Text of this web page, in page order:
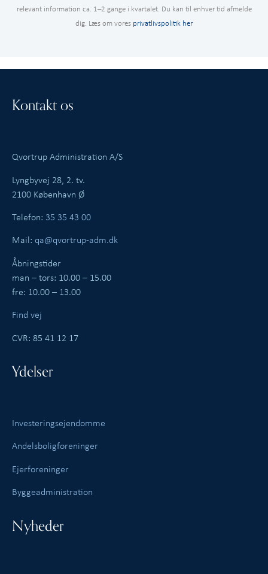
relevant information ca. 1–2 gange i kvartalet. Du kan til enhver tid afmelde
dig. Læs om vores privatlivspolitik her
Kontakt os
Qvortrup Administration A/S
Lyngbyvej 28, 2. tv.
2100 København Ø
Telefon: 35 35 43 00
Mail: qa@qvortrup-adm.dk
Åbningstider
man – tors: 10.00 – 15.00
fre: 10.00 – 13.00
Find vej
CVR: 85 41 12 17
Ydelser
Investeringsejendomme
Andelsboligforeninger
Ejerforeninger
Byggeadministration
Nyheder